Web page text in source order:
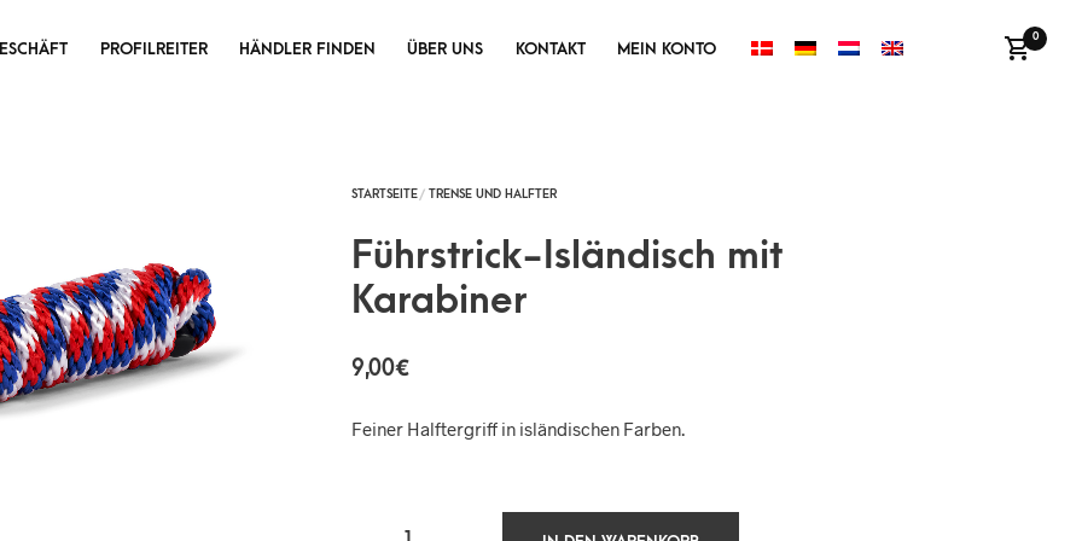
PROFILREITER HÄNDLER FINDEN ÜBER UNS KONTAKT MEIN KONTO
0
Führstrick-Isländisch mit
Karabiner
9,00€
Feiner Halftergriff in isländischen Farben.